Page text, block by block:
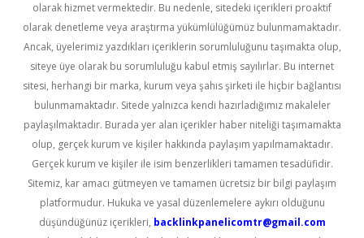
olarak hizmet vermektedir. Bu nedenle, sitedeki içerikleri proaktif
olarak denetleme veya araştırma yükümlülüğümüz bulunmamaktadır.
Ancak, üyelerimiz yazdıkları içeriklerin sorumluluğunu taşımakta olup,
siteye üye olarak bu sorumluluğu kabul etmiş sayılırlar. Bu internet
sitesi, herhangi bir marka, kurum veya şahıs şirketi ile hiçbir bağlantısı
bulunmamaktadır. Sitede yalnızca kendi hazırladığımız makaleler
paylaşılmaktadır. Burada yer alan içerikler haber niteliği taşımamakta
olup, gerçek kurum ve kişiler hakkında paylaşım yapılmamaktadır.
Gerçek kurum ve kişiler ile isim benzerlikleri tamamen tesadüfidir.
Sitemiz, kar amacı gütmeyen ve tamamen ücretsiz bir bilgi paylaşım
platformudur. Hukuka ve yasal düzenlemelere aykırı olduğunu
düşündüğünüz içerikleri, backlinkpanelicomtr@gmail.com